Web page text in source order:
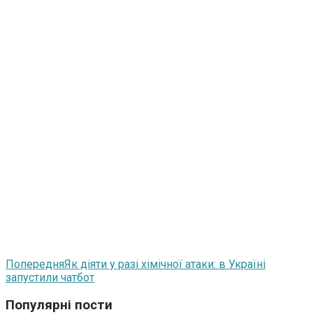
ПопередняЯк діяти у разі хімічної атаки: в Україні
запустили чатбот
Популярні пости